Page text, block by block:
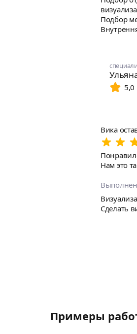
Подбор
5,0
Вика
Нам это
Сделать
Примеры